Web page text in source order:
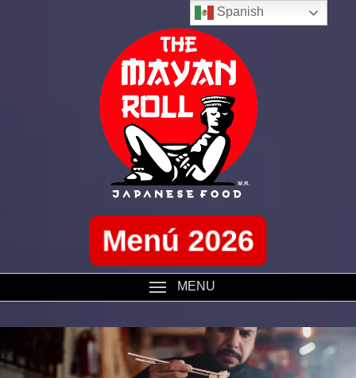
Menú 2026
MENU
Spanish